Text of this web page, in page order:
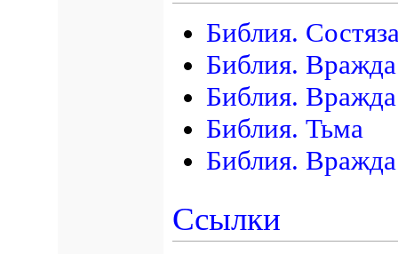
Библия.
Библия.
Библия.
Библия. Тьма
Библия.
Ссылки